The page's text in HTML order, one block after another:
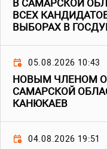
В САМАРСКОЙ
ВСЕХ
ВЫБОРАХ В
05.08.2026 10:43
НОВЫМ ЧЛЕНОМ
САМАРСКОЙ
КАНЮКАЕВ
04.08.2026 19:51